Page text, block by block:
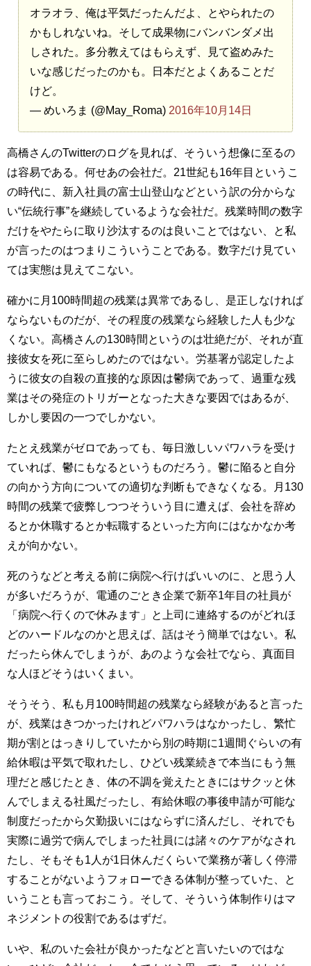
オラオラ、俺は平気だったんだよ、とやられたの
かもしれないね。そして成果物にバンバンダメ出
しされた。多分教えてはもらえず、見て盗めみた
いな感じだったのかも。日本だとよくあることだ
けど。
— めいろま (@May_Roma) 2016年10月14日
高橋さんのTwitterのログを見れば、そういう想像に至るの
は容易である。何せあの会社だ。21世紀も16年目というこ
の時代に、新入社員の富士山登山などという訳の分からな
い“伝統行事”を継続しているような会社だ。残業時間の数字
だけをやたらに取り沙汰するのは良いことではない、と私
が言ったのはつまりこういうことである。数字だけ見てい
ては実態は見えてこない。
確かに月100時間超の残業は異常であるし、是正しなければ
ならないものだが、その程度の残業なら経験した人も少な
くない。高橋さんの130時間というのは壮絶だが、それが直
接彼女を死に至らしめたのではない。労基署が認定したよ
うに彼女の自殺の直接的な原因は鬱病であって、過重な残
業はその発症のトリガーとなった大きな要因ではあるが、
しかし要因の一つでしかない。
たとえ残業がゼロであっても、毎日激しいパワハラを受け
ていれば、鬱にもなるというものだろう。鬱に陥ると自分
の向かう方向についての適切な判断もできなくなる。月130
時間の残業で疲弊しつつそういう目に遭えば、会社を辞め
るとか休職するとか転職するといった方向にはなかなか考
えが向かない。
死のうなどと考える前に病院へ行けばいいのに、と思う人
が多いだろうが、電通のごとき企業で新卒1年目の社員が
「病院へ行くので休みます」と上司に連絡するのがどれほ
どのハードルなのかと思えば、話はそう簡単ではない。私
だったら休んでしまうが、あのような会社でなら、真面目
な人ほどそうはいくまい。
そうそう、私も月100時間超の残業なら経験があると言った
が、残業はきつかったけれどパワハラはなかったし、繁忙
期が割とはっきりしていたから別の時期に1週間ぐらいの有
給休暇は平気で取れたし、ひどい残業続きで本当にもう無
理だと感じたとき、体の不調を覚えたときにはサクッと休
んでしまえる社風だったし、有給休暇の事後申請が可能な
制度だったから欠勤扱いにはならずに済んだし、それでも
実際に過労で病んでしまった社員には諸々のケアがなされ
たし、そもそも1人が1日休んだくらいで業務が著しく停滞
することがないようフォローできる体制が整っていた、と
いうことも言っておこう。そして、そういう体制作りはマ
ネジメントの役割であるはずだ。
いや、私のいた会社が良かったなどと言いたいのではな